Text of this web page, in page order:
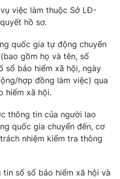
Podcast
Infographic
VTV Thể thao
Bất động sản
việc làm thuộc Sở LĐ-
hồ sơ.
quốc gia tự động chuyển
gồm họ và tên, số
sổ bảo hiểm xã hội, ngày
hợp đồng làm việc) qua
hiểm xã hội.
thông tin của người lao
quốc gia chuyển đến, cơ
nhiệm kiểm tra thông
tin số sổ bảo hiểm xã hội và